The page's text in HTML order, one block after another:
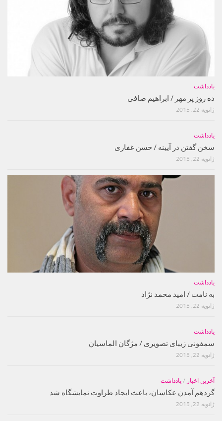
یادداشت
ده روز پر مهر / ابراهیم صافی
ژانویه 22, 2015
یادداشت
سخن گفتن در آیینه / حسن غفارى
ژانویه 22, 2015
یادداشت
به نامت / امید محمد نژاد
ژانویه 22, 2015
یادداشت
سمفونی زیبای تصویری / مژگان الماسیان
ژانویه 22, 2015
آخرین اخبار / یادداشت
گردهم آمدن عکاسان، باعث ایجاد طراوت نمایشگاه شد
ژانویه 22, 2015